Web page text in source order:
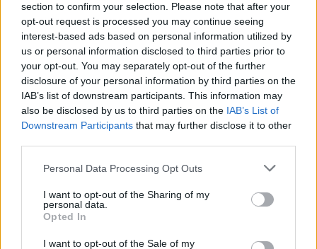
section to confirm your selection. Please note that after your
opt-out request is processed you may continue seeing
interest-based ads based on personal information utilized by
us or personal information disclosed to third parties prior to
your opt-out. You may separately opt-out of the further
disclosure of your personal information by third parties on the
IAB’s list of downstream participants. This information may
also be disclosed by us to third parties on the IAB’s List of
Downstream Participants that may further disclose it to other
Please note that this website/app uses one or more Google
not limited to your visit or usage behaviour. You may click to
grant or deny consent to Google and its third-party tags to
use your data for below specified purposes in below Google
consent section.
Personal Data Processing Opt Outs
I want to opt-out of the Sharing of my
personal data.
Opted In
I want to opt-out of the Sale of my
Κυψέλη: «Αφιέρωσε τη ζωή της σε όσους είχαν
ανάγκη», για πρώτη φορά μιλά η οικογένεια της
Βρετανίδας
06.08.2026 ΜΑΡΊΑ ΚΑΤΡΙΝΆΚΗ